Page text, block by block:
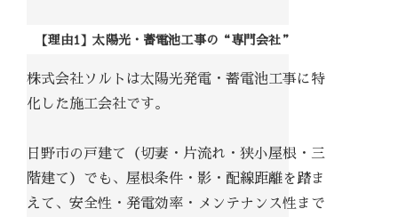
【理由1】太陽光・蓄電池工事の“専門会社”
株式会社ソルトは太陽光発電・蓄電池工事に特
化した施工会社です。
日野市の戸建て（切妻・片流れ・狭小屋根・三
階建て）でも、屋根条件・影・配線距離を踏ま
えて、安全性・発電効率・メンテナンス性まで